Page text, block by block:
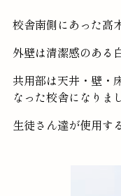
校舎南側にあった高
外壁は清潔感のある
共用部は天井・壁・
なった校舎になりま
生徒さん達が使用す